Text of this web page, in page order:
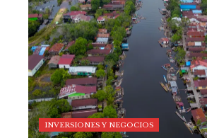
INVERSIONES Y NEGOCIOS